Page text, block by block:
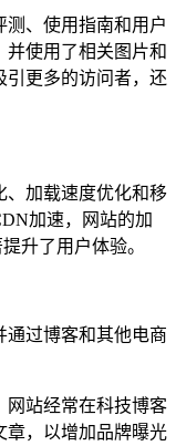
测、使用指南和用户
使用了相关图片和
引更多的访问者，还
、加载速度优化和移
加速，网站的加
升了用户体验。
通过博客和其他电商
网站经常在科技博客
章，以增加品牌曝光